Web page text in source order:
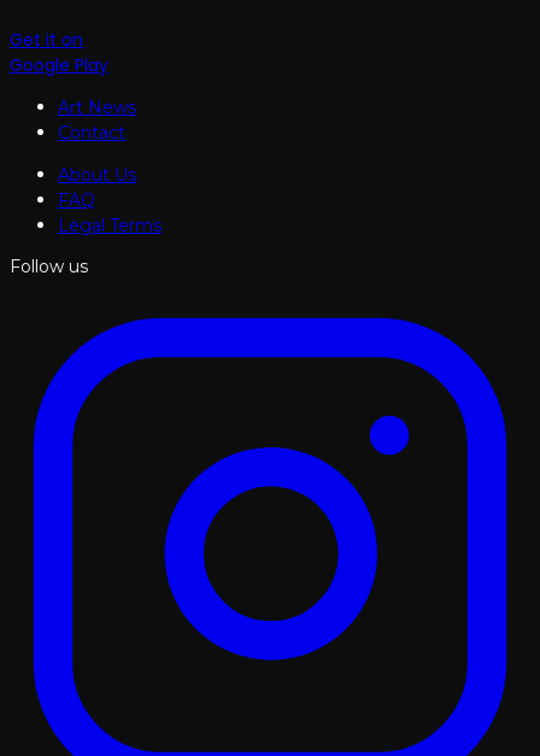
Get it on
Google Play
Art News
Contact
About Us
FAQ
Legal Terms
Follow us